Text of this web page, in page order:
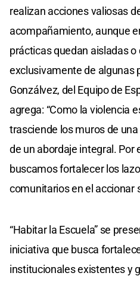
realizan acciones valiosas
acompañamiento, aunque
prácticas quedan aisladas o
exclusivamente de algunas
Gonzálvez, del Equipo de
agrega: “Como la violencia
trasciende los muros de
de un abordaje integral. Por
buscamos fortalecer los
comunitarios en el accionar
“Habitar la Escuela” se
iniciativa que busca
institucionales existentes y